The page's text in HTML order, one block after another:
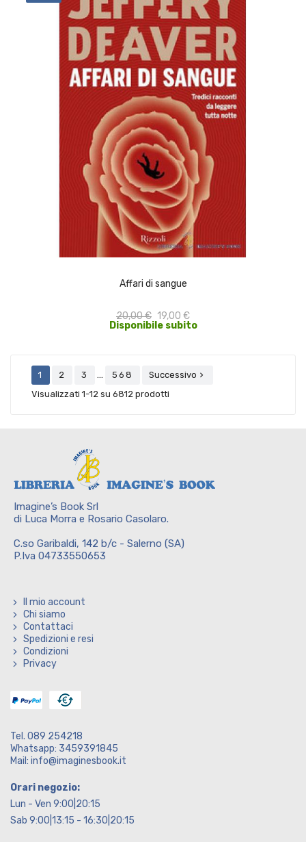
Affari di sangue
20,00 € 19,00 €
Disponibile subito
ACQUISTA
1 2 3 … 568 Successivo 
Visualizzati 1-12 su 6812 prodotti
Imagine’s Book Srl
di Luca Morra e Rosario Casolaro.
C.so Garibaldi, 142 b/c - Salerno (SA)
P.Iva 04733550653
Il mio account
Chi siamo
Contattaci
Spedizioni e resi
Condizioni
Privacy
Tel. 089 254218
Whatsapp: 3459391845
Mail: info@imaginesbook.it
Orari negozio:
Lun - Ven 9:00|20:15
Sab 9:00|13:15 - 16:30|20:15